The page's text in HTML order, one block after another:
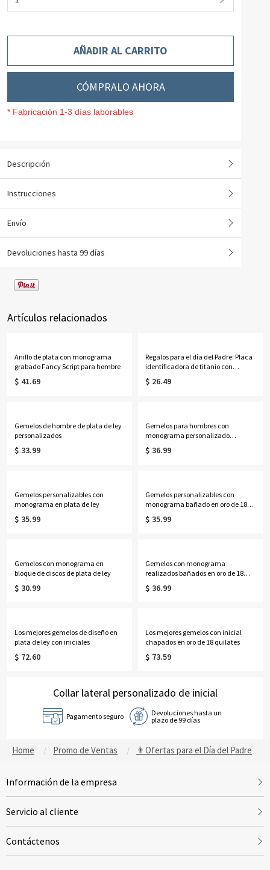
AÑADIR AL CARRITO
CÓMPRALO AHORA
* Fabricación 1-3 días laborables
Descripción
Instrucciones
Envío
Devoluciones hasta 99 días
Artículos relacionados
Anillo de plata con monograma
grabado Fancy Script para hombre
$ 41.69
Regalos para el día del Padre: Placa
identificadora de titanio con
nombre personalizable grabado
$ 26.49
Gemelos de hombre de plata de ley
personalizados
$ 33.99
Gemelos para hombres con
monograma personalizado
bañados en oro de 18 quilates
$ 36.99
Gemelos personalizables con
monograma en plata de ley
$ 35.99
Gemelos personalizables con
monograma bañado en oro de 18
quilates
$ 35.99
Gemelos con monograma en
bloque de discos de plata de ley
$ 30.99
Gemelos con monograma
realizados bañados en oro de 18
quilates
$ 36.99
Los mejores gemelos de diseño en
plata de ley con iniciales
$ 72.60
Los mejores gemelos con inicial
chapados en oro de 18 quilates
$ 73.59
Collar lateral personalizado de inicial
Pagamento seguro
Devoluciones hasta un
plazo de 99 días
Home Promo de Ventas 👨Ofertas para el Día del Padre
Información de la empresa
Servicio al cliente
Contáctenos